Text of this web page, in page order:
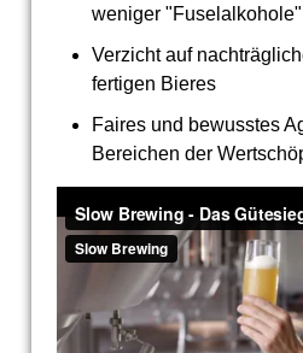
weniger "Fuselalkohole"
Verzicht auf
fertigen Bieres
Faires und bewusstes
Bereichen der